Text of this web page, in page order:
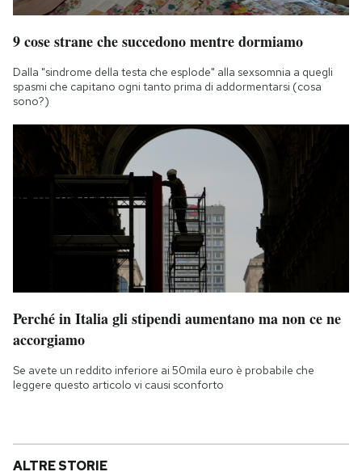
9 cose strane che succedono mentre dormiamo
Dalla "sindrome della testa che esplode" alla sexsomnia a quegli
spasmi che capitano ogni tanto prima di addormentarsi (cosa
sono?)
Perché in Italia gli stipendi aumentano ma non ce ne
accorgiamo
Se avete un reddito inferiore ai 50mila euro è probabile che
leggere questo articolo vi causi sconforto
ALTRE STORIE